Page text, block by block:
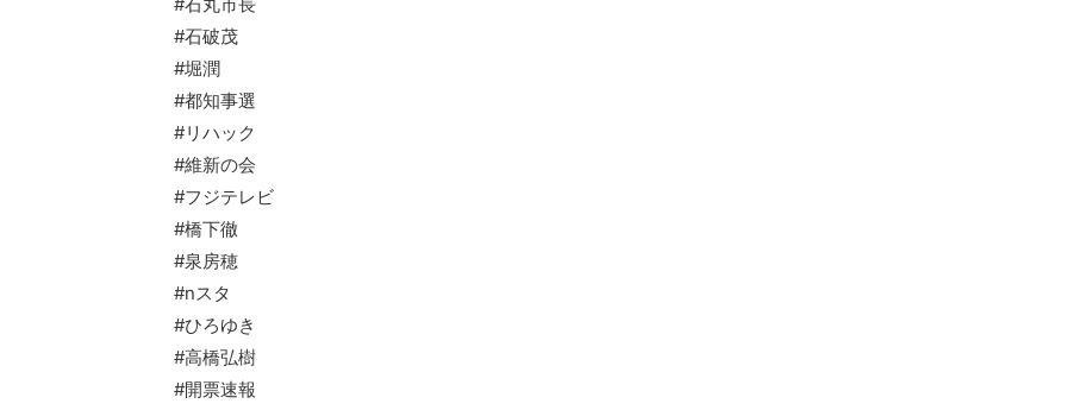
#石破茂
#堀潤
#都知事選
#リハック
#維新の会
#フジテレビ
#橋下徹
#泉房穂
#nスタ
#ひろゆき
#高橋弘樹
#開票速報